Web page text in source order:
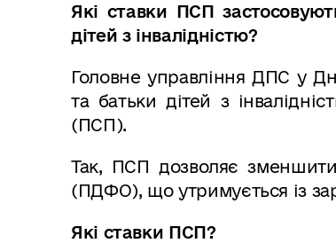
Які ставки ПСП
дітей з інвалідністю?
Головне управління ДПС у
та батьки дітей з
(ПСП).
Так, ПСП дозволяє
(ПДФО), що утримується із
Які ставки ПСП?